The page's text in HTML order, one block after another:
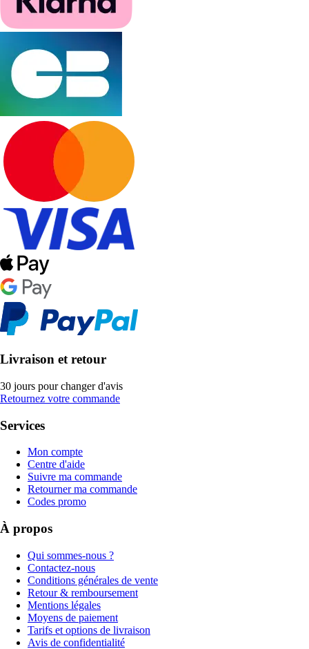
Livraison et retour
30 jours pour changer d'avis
Retournez votre commande
Services
Mon compte
Centre d'aide
Suivre ma commande
Retourner ma commande
Codes promo
À propos
Qui sommes-nous ?
Contactez-nous
Conditions générales de vente
Retour & remboursement
Mentions légales
Moyens de paiement
Tarifs et options de livraison
Avis de confidentialité